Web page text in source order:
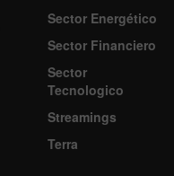
Sector Energético
Sector Financiero
Sector
Tecnologico
Streamings
Terra